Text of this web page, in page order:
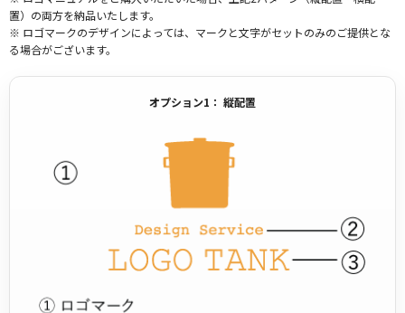
置）の両方を納品いたします。
※ ロゴマークのデザインによっては、マークと文字がセットのみのご提供とな
る場合がございます。
オプション1： 縦配置